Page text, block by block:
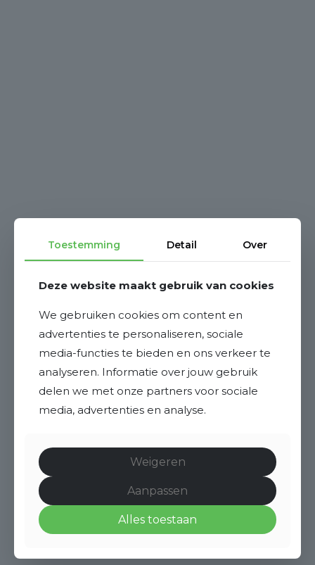
Toestemming Detail Over
Deze website maakt gebruik van cookies
We gebruiken cookies om content en
advertenties te personaliseren, sociale
media-functies te bieden en ons verkeer te
analyseren. Informatie over jouw gebruik
delen we met onze partners voor sociale
media, advertenties en analyse.
Weigeren
Aanpassen
Alles toestaan